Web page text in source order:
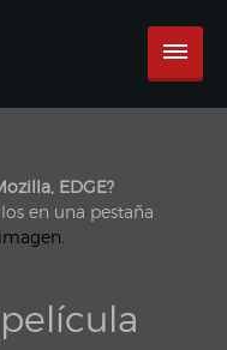
EDGE?
en una pestaña